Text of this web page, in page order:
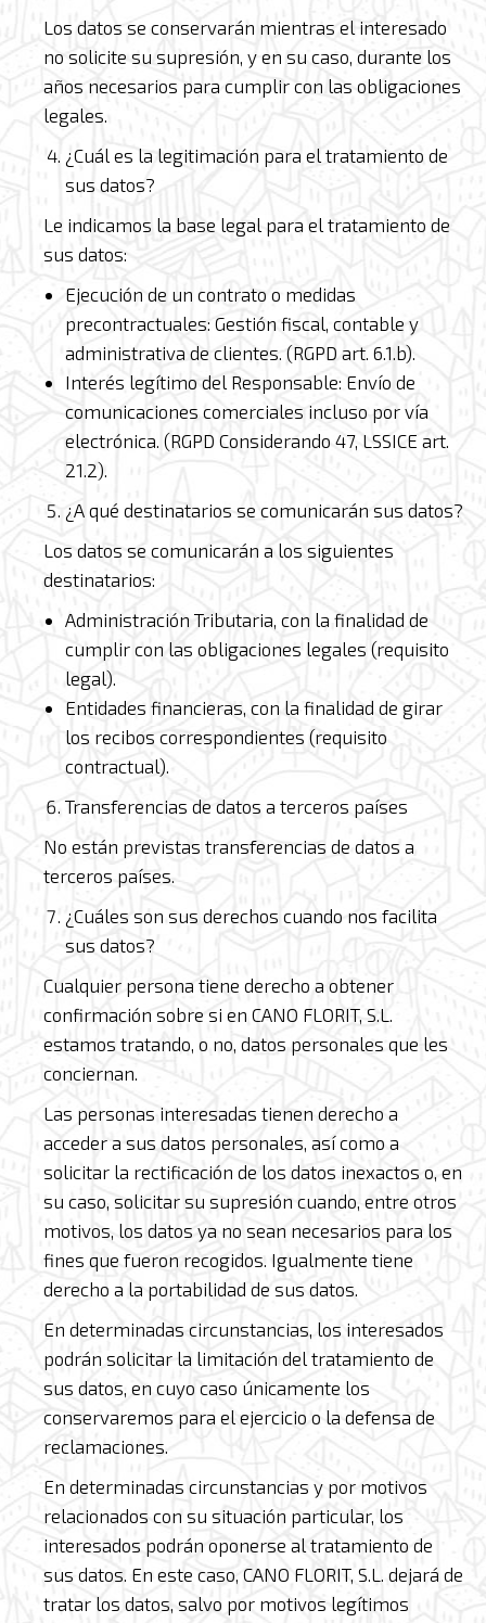
Los datos se conservarán mientras el interesado
no solicite su supresión, y en su caso, durante los
años necesarios para cumplir con las obligaciones
legales.
¿Cuál es la legitimación para el tratamiento de
sus datos?
Le indicamos la base legal para el tratamiento de
sus datos:
Ejecución de un contrato o medidas
precontractuales: Gestión fiscal, contable y
administrativa de clientes. (RGPD art. 6.1.b).
Interés legítimo del Responsable: Envío de
comunicaciones comerciales incluso por vía
electrónica. (RGPD Considerando 47, LSSICE art.
21.2).
¿A qué destinatarios se comunicarán sus datos?
Los datos se comunicarán a los siguientes
destinatarios:
Administración Tributaria, con la finalidad de
cumplir con las obligaciones legales (requisito
legal).
Entidades financieras, con la finalidad de girar
los recibos correspondientes (requisito
contractual).
Transferencias de datos a terceros países
No están previstas transferencias de datos a
terceros países.
¿Cuáles son sus derechos cuando nos facilita
sus datos?
Cualquier persona tiene derecho a obtener
confirmación sobre si en CANO FLORIT, S.L.
estamos tratando, o no, datos personales que les
conciernan.
Las personas interesadas tienen derecho a
acceder a sus datos personales, así como a
solicitar la rectificación de los datos inexactos o, en
su caso, solicitar su supresión cuando, entre otros
motivos, los datos ya no sean necesarios para los
fines que fueron recogidos. Igualmente tiene
derecho a la portabilidad de sus datos.
En determinadas circunstancias, los interesados
podrán solicitar la limitación del tratamiento de
sus datos, en cuyo caso únicamente los
conservaremos para el ejercicio o la defensa de
reclamaciones.
En determinadas circunstancias y por motivos
relacionados con su situación particular, los
interesados podrán oponerse al tratamiento de
sus datos. En este caso, CANO FLORIT, S.L. dejará de
tratar los datos, salvo por motivos legítimos